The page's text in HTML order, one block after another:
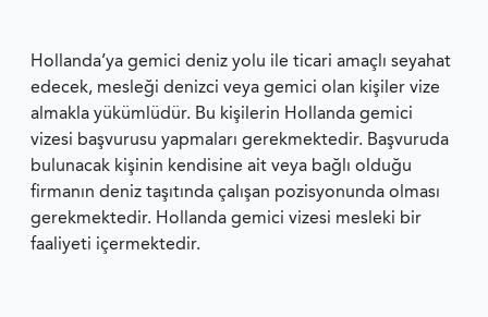
Hollanda’ya gemici deniz yolu ile ticari amaçlı seyahat
edecek, mesleği denizci veya gemici olan kişiler vize
almakla yükümlüdür. Bu kişilerin Hollanda gemici
vizesi başvurusu yapmaları gerekmektedir. Başvuruda
bulunacak kişinin kendisine ait veya bağlı olduğu
firmanın deniz taşıtında çalışan pozisyonunda olması
gerekmektedir. Hollanda gemici vizesi mesleki bir
faaliyeti içermektedir.